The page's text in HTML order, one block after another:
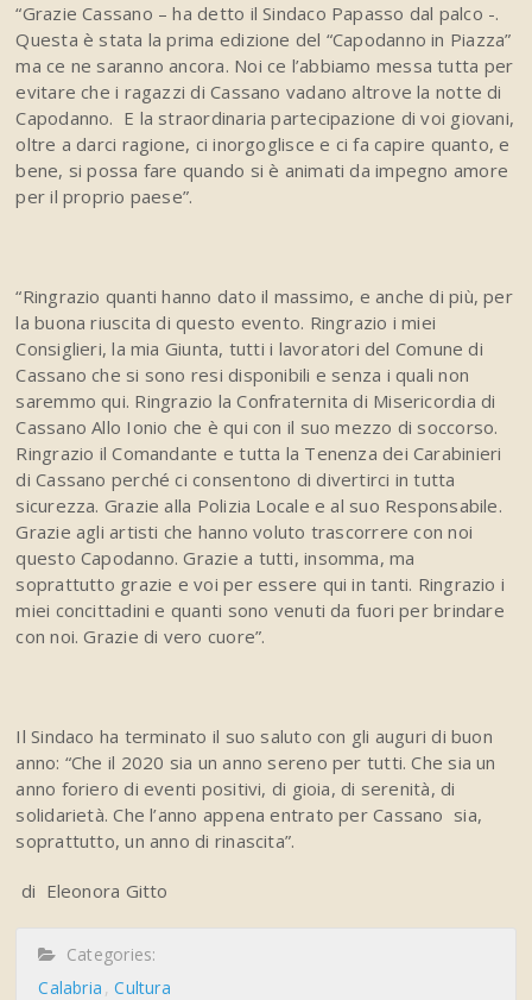
“Grazie Cassano – ha detto il Sindaco Papasso dal palco -.
Questa è stata la prima edizione del “Capodanno in Piazza”
ma ce ne saranno ancora. Noi ce l’abbiamo messa tutta per
evitare che i ragazzi di Cassano vadano altrove la notte di
Capodanno. E la straordinaria partecipazione di voi giovani,
oltre a darci ragione, ci inorgoglisce e ci fa capire quanto, e
bene, si possa fare quando si è animati da impegno amore
per il proprio paese”.
“Ringrazio quanti hanno dato il massimo, e anche di più, per
la buona riuscita di questo evento. Ringrazio i miei
Consiglieri, la mia Giunta, tutti i lavoratori del Comune di
Cassano che si sono resi disponibili e senza i quali non
saremmo qui. Ringrazio la Confraternita di Misericordia di
Cassano Allo Ionio che è qui con il suo mezzo di soccorso.
Ringrazio il Comandante e tutta la Tenenza dei Carabinieri
di Cassano perché ci consentono di divertirci in tutta
sicurezza. Grazie alla Polizia Locale e al suo Responsabile.
Grazie agli artisti che hanno voluto trascorrere con noi
questo Capodanno. Grazie a tutti, insomma, ma
soprattutto grazie e voi per essere qui in tanti. Ringrazio i
miei concittadini e quanti sono venuti da fuori per brindare
con noi. Grazie di vero cuore”.
Il Sindaco ha terminato il suo saluto con gli auguri di buon
anno: “Che il 2020 sia un anno sereno per tutti. Che sia un
anno foriero di eventi positivi, di gioia, di serenità, di
solidarietà. Che l’anno appena entrato per Cassano sia,
soprattutto, un anno di rinascita”.
di Eleonora Gitto
Categories:
Calabria Cultura